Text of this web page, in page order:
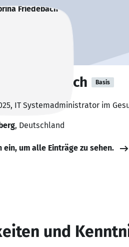
Friedebach Basis
IT Systemadministrator im
, Deutschland
ein, um alle Einträge zu sehen.
und